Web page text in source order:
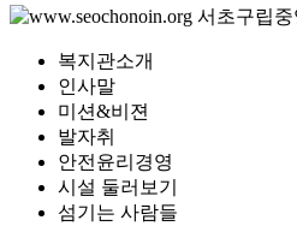
복지관소개
인사말
미션&비젼
발자취
안전윤리경영
시설 둘러보기
섬기는 사람들